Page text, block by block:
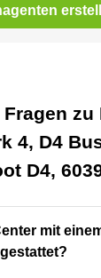
zu
4, D4
D4,
mit